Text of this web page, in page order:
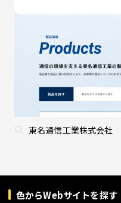
東名通信工業株式会社
色からWebサイトを探す